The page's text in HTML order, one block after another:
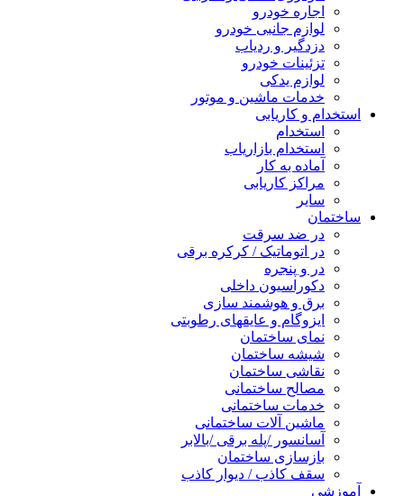
اجاره خودرو
لوازم جانبی خودرو
دزدگیر و ردیاب
تزئینات خودرو
لوازم یدکی
خدمات ماشین و موتور
استخدام و کاریابی
استخدام
استخدام بازاریاب
آماده به کار
مراکز کاریابی
سایر
ساختمان
در ضد سرقت
در اتوماتیک / کرکره برقی
در و پنجره
دکوراسیون داخلی
برق و هوشمند سازی
ایزوگام و عایقهای رطوبتی
نمای ساختمان
شیشه ساختمان
نقاشی ساختمان
مصالح ساختمانی
خدمات ساختمانی
ماشین آلات ساختمانی
آسانسور /پله برقی /بالابر
بازسازی ساختمان
سقف کاذب / دیوار کاذب
آموزشی